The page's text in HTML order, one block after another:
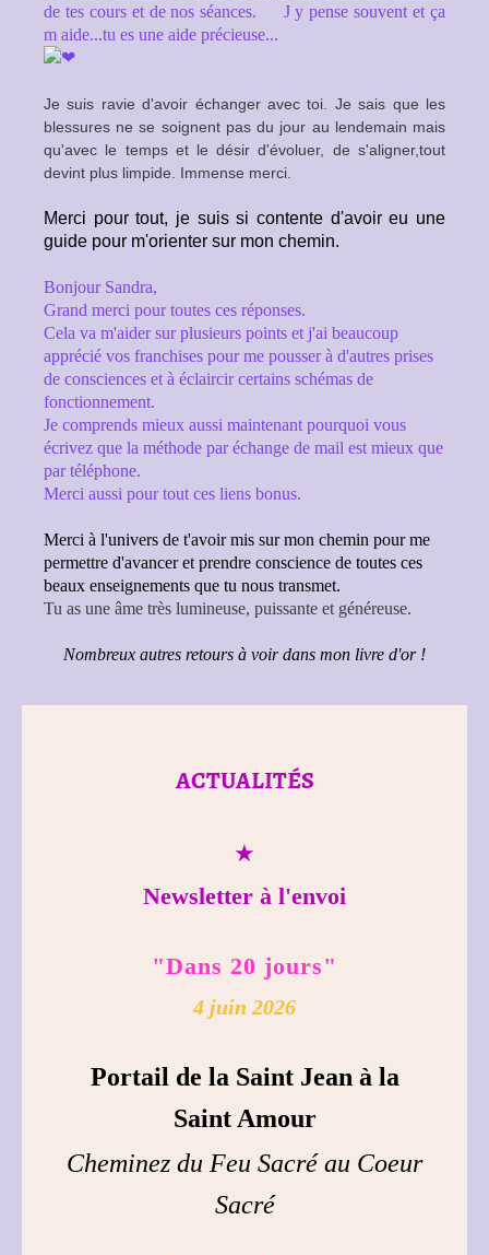
de tes cours et de nos séances. J y pense souvent et ça
m aide...tu es une aide précieuse...
Je suis ravie d'avoir échanger avec toi. Je sais que les
blessures ne se soignent pas du jour au lendemain mais
qu'avec le temps et le désir d'évoluer, de s'aligner,tout
devint plus limpide. Immense merci.
Merci pour tout, je suis si contente d'avoir eu une
guide pour m'orienter sur mon chemin.
Bonjour Sandra,
Grand merci pour toutes ces réponses.
Cela va m'aider sur plusieurs points et j'ai beaucoup
apprécié vos franchises pour me pousser à d'autres prises
de consciences et à éclaircir certains schémas de
fonctionnement.
Je comprends mieux aussi maintenant pourquoi vous
écrivez que la méthode par échange de mail est mieux que
par téléphone.
Merci aussi pour tout ces liens bonus.
Merci à l'univers de t'avoir mis sur mon chemin pour me
permettre d'avancer et prendre conscience de toutes ces
beaux enseignements que tu nous transmet.
Tu as une âme très lumineuse, puissante et généreuse.
Nombreux autres retours à voir dans mon livre d'or !
ACTUALITÉS
★
Newsletter à l'envoi
"Dans 20 jours"
4 juin 2026
Portail de la Saint Jean à la
Saint Amour
Cheminez du Feu Sacré au Coeur
Sacré